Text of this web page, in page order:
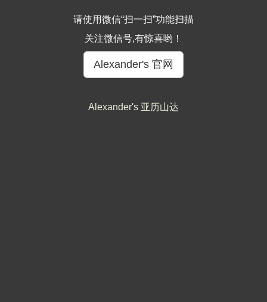
请使用微信“扫一扫”功能扫描
关注微信号,有惊喜哟！
Alexander's 官网
Alexander's 亚历山达